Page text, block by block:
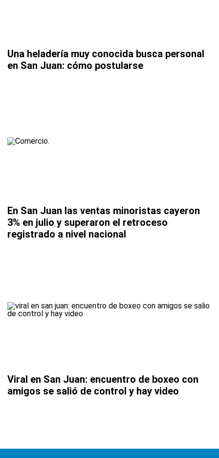
Una heladería muy conocida busca personal
en San Juan: cómo postularse
En San Juan las ventas minoristas cayeron
3% en julio y superaron el retroceso
registrado a nivel nacional
Viral en San Juan: encuentro de boxeo con
amigos se salió de control y hay video